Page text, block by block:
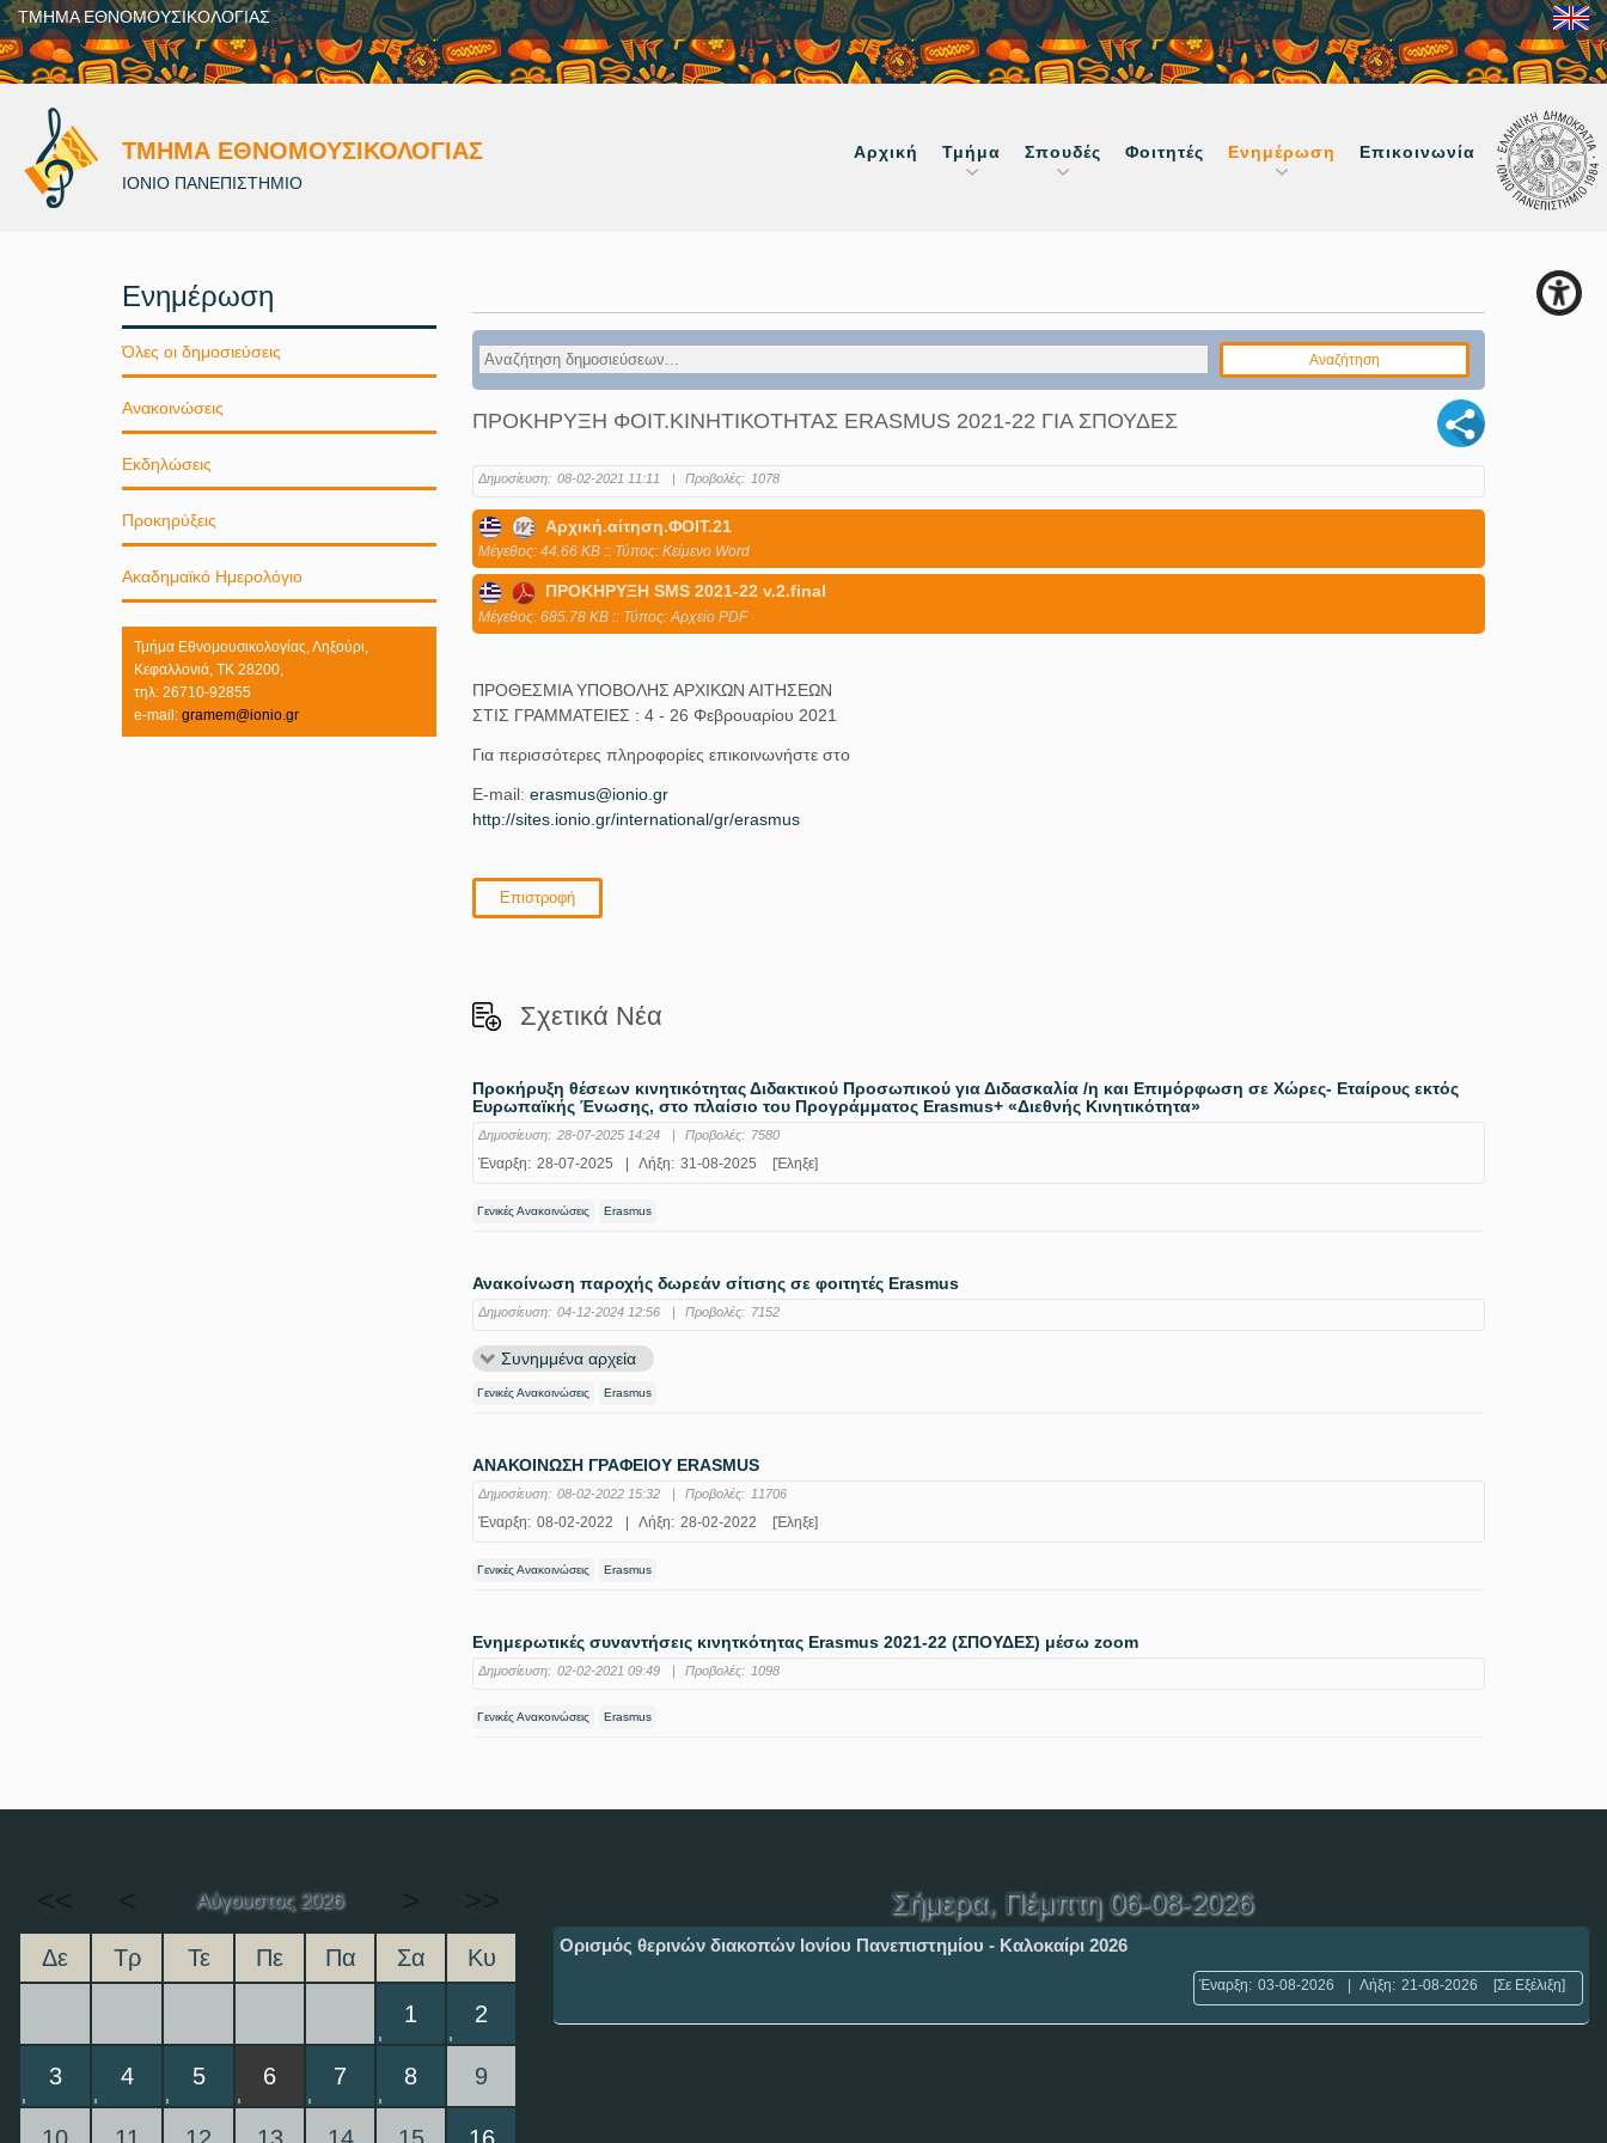
ΤΜΗΜΑ ΕΘΝΟΜΟΥΣΙΚΟΛΟΓΙΑΣ
ΤΜΗΜΑ ΕΘΝΟΜΟΥΣΙΚΟΛΟΓΙΑΣ
ΙΟΝΙΟ ΠΑΝΕΠΙΣΤΗΜΙΟ
Αρχική Τμήμα Σπουδές Φοιτητές Ενημέρωση Επικοινωνία
ΠΡΟΚΗΡΥΞΗ ΦΟΙΤ.ΚΙΝΗΤΙΚΟΤΗΤΑΣ ERASMUS 2021-22 ΓΙΑ ΣΠΟΥΔΕΣ
Δημοσίευση: 08-02-2021 11:11 | Προβολές: 1078
Αρχική.αίτηση.ΦΟΙΤ.21
Mέγεθος: 44.66 KB :: Τύπος: Kείμενο Word
ΠΡΟΚΗΡΥΞΗ SMS 2021-22 v.2.final
Mέγεθος: 685.78 KB :: Τύπος: Αρχείο PDF
ΠΡΟΘΕΣΜΙΑ ΥΠΟΒΟΛΗΣ ΑΡΧΙΚΩΝ ΑΙΤΗΣΕΩΝ
ΣΤΙΣ ΓΡΑΜΜΑΤΕΙΕΣ : 4 - 26 Φεβρουαρίου 2021
Για περισσότερες πληροφορίες επικοινωνήστε στο
E-mail: erasmus@ionio.gr
http://sites.ionio.gr/international/gr/erasmus
Επιστροφή
Σχετικά Νέα
Προκήρυξη θέσεων κινητικότητας Διδακτικού Προσωπικού για Διδασκαλία /η και Επιμόρφωση σε Χώρες- Εταίρους εκτός
Ευρωπαϊκής Ένωσης, στο πλαίσιο του Προγράμματος Erasmus+ «Διεθνής Κινητικότητα»
Δημοσίευση: 28-07-2025 14:24 | Προβολές: 7580
Έναρξη: 28-07-2025 | Λήξη: 31-08-2025 [Έληξε]
Γενικές Ανακοινώσεις Erasmus
Ανακοίνωση παροχής δωρεάν σίτισης σε φοιτητές Erasmus
Δημοσίευση: 04-12-2024 12:56 | Προβολές: 7152
Συνημμένα αρχεία
Γενικές Ανακοινώσεις Erasmus
ΑΝΑΚΟΙΝΩΣΗ ΓΡΑΦΕΙΟΥ ERASMUS
Δημοσίευση: 08-02-2022 15:32 | Προβολές: 11706
Έναρξη: 08-02-2022 | Λήξη: 28-02-2022 [Έληξε]
Γενικές Ανακοινώσεις Erasmus
Ενημερωτικές συναντήσεις κινητκότητας Erasmus 2021-22 (ΣΠΟΥΔΕΣ) μέσω zoom
Δημοσίευση: 02-02-2021 09:49 | Προβολές: 1098
Γενικές Ανακοινώσεις Erasmus
Ενημέρωση
Όλες οι δημοσιεύσεις
Ανακοινώσεις
Εκδηλώσεις
Προκηρύξεις
Ακαδημαϊκό Ημερολόγιο
Τμήμα Εθνομουσικολογίας, Ληξούρι,
Κεφαλλονιά, ΤΚ 28200,
τηλ: 26710-92855
e-mail: gramem@ionio.gr
<< < Αύγουστος 2026 > >>
Δε Τρ Τε Πε Πα Σα Κυ
1 2
3 4 5 6 7 8 9
10 11 12 13 14 15 16
Σήμερα, Πέμπτη 06-08-2026
Ορισμός θερινών διακοπών Ιονίου Πανεπιστημίου - Καλοκαίρι 2026
Έναρξη: 03-08-2026 | Λήξη: 21-08-2026 [Σε Εξέλιξη]